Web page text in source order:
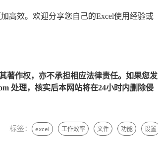
高效。欢迎分享您自己的Excel使用经验或
著作权，亦不承担相应法律责任。如果您发
处理，核实后本网站将在24小时内删除侵
标签： excel 工作效率 文件 功能 设置